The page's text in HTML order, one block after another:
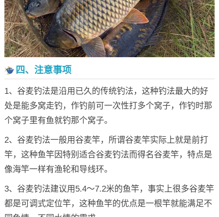
四、注意事项
1、谷麦钓法是沿用已久的传统钓法，这种钓法最大的好
处是能多窝走钓，作钓前可一次性打多个窝子，作钓时那
个窝子里有鱼就钓那个窝子。
2、谷麦钓法一般用谷麦竿，所谓谷麦竿实际上就是前打
竿，这种鱼竿因特别适合谷麦钓法而得名谷麦竿，特点是
像海竿一样有渔轮和导线环。
3、谷麦钓法建议用5.4～7.2米的鱼竿，事实上很多谷麦竿
都是可调式定位竿，这种鱼竿的优点是一根竿就能满足不